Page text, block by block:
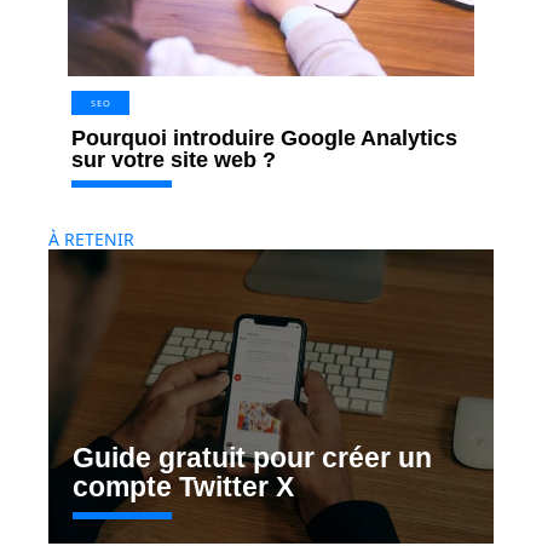
SEO
Pourquoi introduire Google Analytics
sur votre site web ?
À RETENIR
Guide gratuit pour créer un
compte Twitter X